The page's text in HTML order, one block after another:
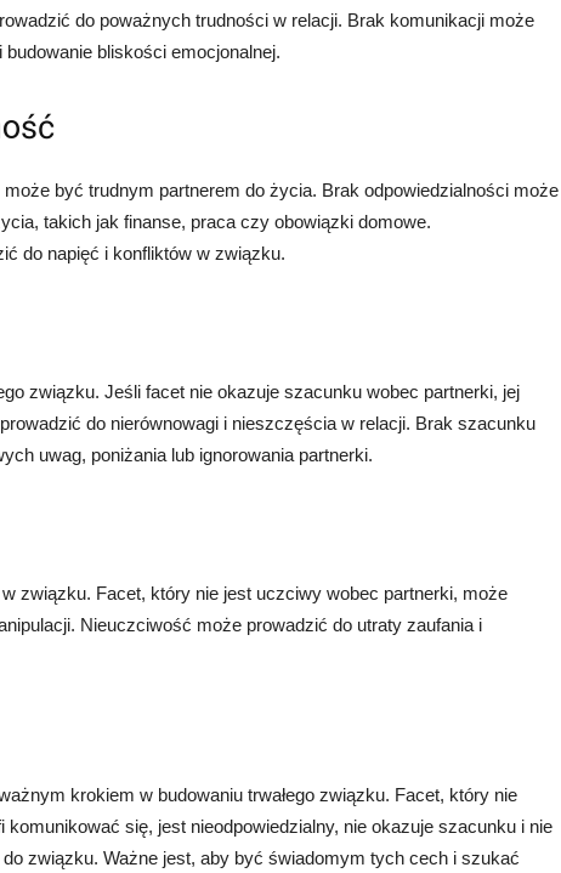
do poważnych trudności w relacji. Brak komunikacji może
bliskości emocjonalnej.
być trudnym partnerem do życia. Brak odpowiedzialności może
takich jak finanse, praca czy obowiązki domowe.
do napięć i konfliktów w związku.
związku. Jeśli facet nie okazuje szacunku wobec partnerki, jej
do nierównowagi i nieszczęścia w relacji. Brak szacunku
uwag, poniżania lub ignorowania partnerki.
związku. Facet, który nie jest uczciwy wobec partnerki, może
Nieuczciwość może prowadzić do utraty zaufania i
krokiem w budowaniu trwałego związku. Facet, który nie
się, jest nieodpowiedzialny, nie okazuje szacunku i nie
związku. Ważne jest, aby być świadomym tych cech i szukać